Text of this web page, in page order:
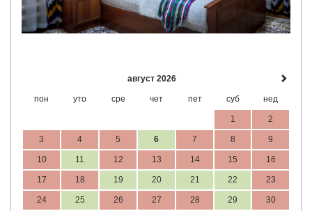
август 2026
пон уто сре чет пет суб нед
1 2
3 4 5 6 7 8 9
10 11 12 13 14 15 16
17 18 19 20 21 22 23
24 25 26 27 28 29 30